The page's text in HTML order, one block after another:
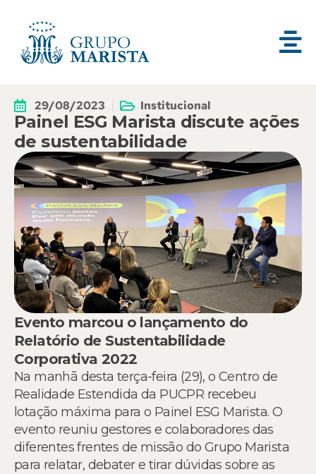
29/08/2023 Institucional
Painel ESG Marista discute ações
de sustentabilidade
Evento marcou o lançamento do
Relatório de Sustentabilidade
Corporativa 2022
Na manhã desta terça-feira (29), o Centro de
Realidade Estendida da PUCPR recebeu
lotação máxima para o Painel ESG Marista. O
evento reuniu gestores e colaboradores das
diferentes frentes de missão do Grupo Marista
para relatar, debater e tirar dúvidas sobre as